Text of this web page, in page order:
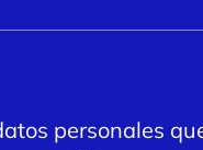
personales